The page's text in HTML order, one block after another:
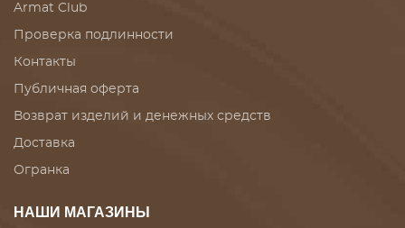
Armat Club
Проверка подлинности
Контакты
Публичная оферта
Возврат изделий и денежных средств
Доставка
Огранка
НАШИ МАГАЗИНЫ